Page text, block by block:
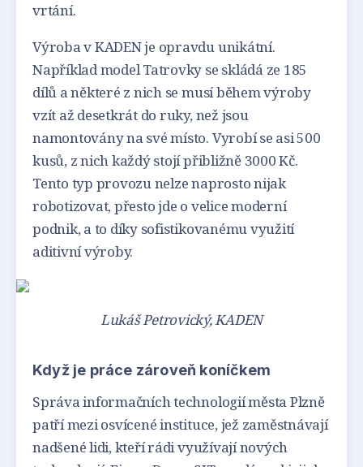
vrtání.
Výroba v KADEN je opravdu unikátní.
Například model Tatrovky se skládá ze 185
dílů a některé z nich se musí během výroby
vzít až desetkrát do ruky, než jsou
namontovány na své místo. Vyrobí se asi 500
kusů, z nich každý stojí přibližně 3000 Kč.
Tento typ provozu nelze naprosto nijak
robotizovat, přesto jde o velice moderní
podnik, a to díky sofistikovanému využití
aditivní výroby.
Lukáš Petrovický, KADEN
Když je práce zároveň koníčkem
Správa informačních technologií města Plzně
patří mezi osvícené instituce, jež zaměstnávají
nadšené lidi, kteří rádi využívají nových